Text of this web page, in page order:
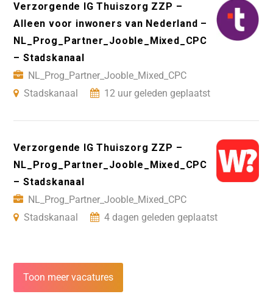
Verzorgende IG Thuiszorg ZZP –
Alleen voor inwoners van Nederland –
NL_Prog_Partner_Jooble_Mixed_CPC
– Stadskanaal
NL_Prog_Partner_Jooble_Mixed_CPC
Stadskanaal
12 uur geleden geplaatst
Verzorgende IG Thuiszorg ZZP –
NL_Prog_Partner_Jooble_Mixed_CPC
– Stadskanaal
NL_Prog_Partner_Jooble_Mixed_CPC
Stadskanaal
4 dagen geleden geplaatst
Toon meer vacatures